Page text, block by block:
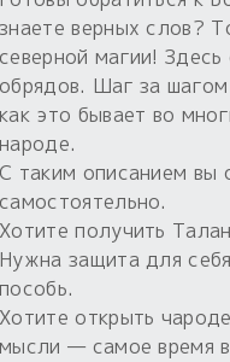
знаете верных слов?
северной магии!
обрядов. Шаг за
как это бывает во
народе.
С таким описанием вы
самостоятельно.
Хотите получить
Нужна защита для
пособь.
Хотите открыть
мысли — самое время